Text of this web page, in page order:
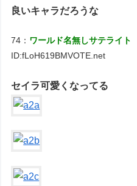
良いキャラだろうな
74： ワールド名無しサテライト
ID:fLoH619BMVOTE.net
セイラ可愛くなってる